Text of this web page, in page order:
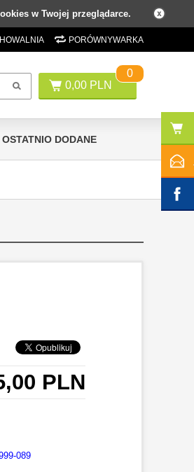
w Twojej przeglądarce.
PORÓWNYWARKA
0,00 PLN
0
OSTATNIO DODANE
PLN
089